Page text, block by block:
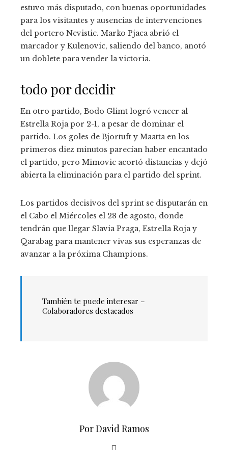
estuvo más disputado, con buenas oportunidades
para los visitantes y ausencias de intervenciones
del portero Nevistic. Marko Pjaca abrió el
marcador y Kulenovic, saliendo del banco, anotó
un doblete para vender la victoria.
todo por decidir
En otro partido, Bodo Glimt logró vencer al
Estrella Roja por 2-1, a pesar de dominar el
partido. Los goles de Bjortuft y Maatta en los
primeros diez minutos parecían haber encantado
el partido, pero Mimovic acortó distancias y dejó
abierta la eliminación para el partido del sprint.
Los partidos decisivos del sprint se disputarán en
el Cabo el Miércoles el 28 de agosto, donde
tendrán que llegar Slavia Praga, Estrella Roja y
Qarabag para mantener vivas sus esperanzas de
avanzar a la próxima Champions.
También te puede interesar –
Colaboradores destacados
Por David Ramos